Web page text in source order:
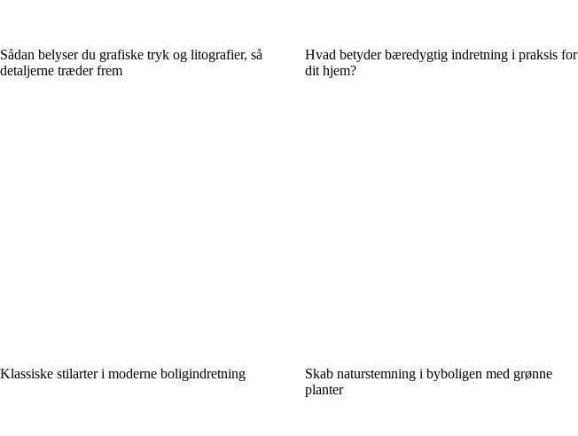
Sådan belyser du grafiske tryk og litografier, så
detaljerne træder frem
Hvad betyder bæredygtig indretning i praksis for
dit hjem?
Klassiske stilarter i moderne boligindretning
Skab naturstemning i byboligen med grønne
planter